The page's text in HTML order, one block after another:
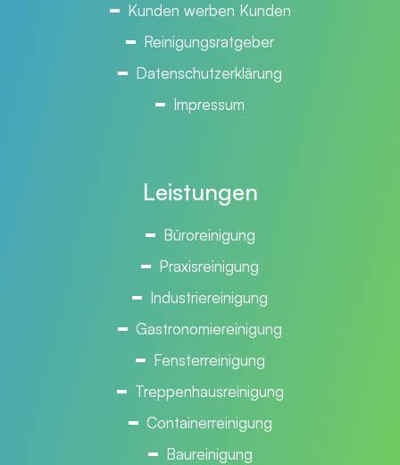
Kunden werben Kunden
Reinigungsratgeber
Datenschutzerklärung
Impressum
Leistungen
Büroreinigung
Praxisreinigung
Industriereinigung
Gastronomiereinigung
Fensterreinigung
Treppenhausreinigung
Containerreinigung
Baureinigung